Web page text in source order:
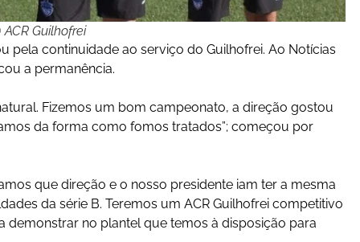
Guilhofrei
pela continuidade ao serviço do Guilhofrei. Ao Notícias
a permanência.
Fizemos um bom campeonato, a direção gostou
da forma como fomos tratados”; começou por
que direção e o nosso presidente iam ter a mesma
da série B. Teremos um ACR Guilhofrei competitivo
demonstrar no plantel que temos à disposição para